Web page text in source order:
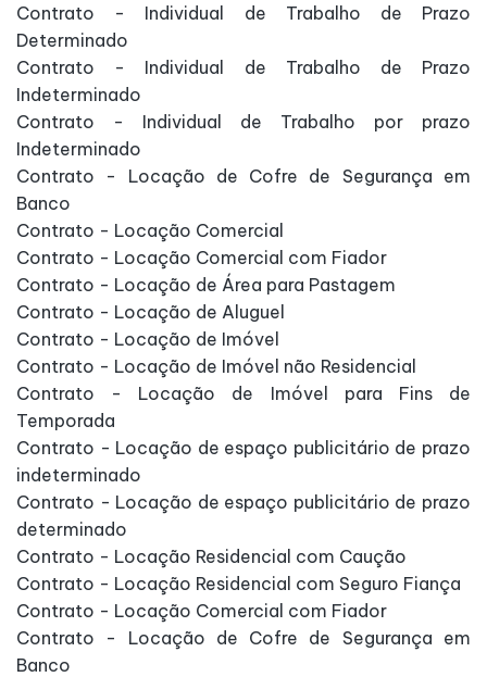
Contrato - Individual de Trabalho de Prazo
Determinado
Contrato - Individual de Trabalho de Prazo
Indeterminado
Contrato - Individual de Trabalho por prazo
Indeterminado
Contrato - Locação de Cofre de Segurança em
Banco
Contrato - Locação Comercial
Contrato - Locação Comercial com Fiador
Contrato - Locação de Área para Pastagem
Contrato - Locação de Aluguel
Contrato - Locação de Imóvel
Contrato - Locação de Imóvel não Residencial
Contrato - Locação de Imóvel para Fins de
Temporada
Contrato - Locação de espaço publicitário de prazo
indeterminado
Contrato - Locação de espaço publicitário de prazo
determinado
Contrato - Locação Residencial com Caução
Contrato - Locação Residencial com Seguro Fiança
Contrato - Locação Comercial com Fiador
Contrato - Locação de Cofre de Segurança em
Banco